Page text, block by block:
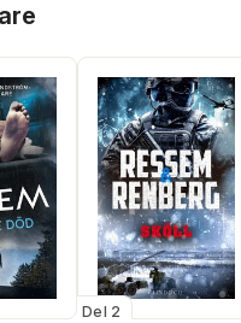
Del 2